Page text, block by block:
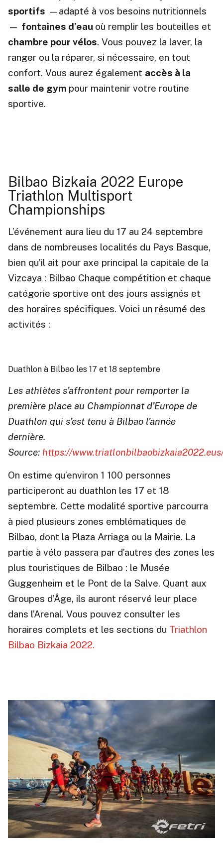
sportifs —adapté à vos besoins nutritionnels
— fontaines d’eau où remplir les bouteilles et
chambre pour vélos. Vous pouvez la laver, la
ranger ou la réparer, si nécessaire, en tout
confort. Vous aurez également accès à la
salle de gym pour maintenir votre routine
sportive.
Bilbao Bizkaia 2022 Europe
Triathlon Multisport
Championships
L’événement aura lieu du 17 au 24 septembre
dans de nombreuses localités du Pays Basque,
bien qu’il ait pour axe principal la capitale de la
Vizcaya : Bilbao Chaque compétition et chaque
catégorie sportive ont des jours assignés et
des horaires spécifiques. Voici un résumé des
activités :
Duathlon à Bilbao les 17 et 18 septembre
Les athlètes s’affrontent pour remporter la
première place au Championnat d’Europe de
Duathlon qui s’est tenu à Bilbao l’année
dernière.
Source: https://
On estime qu’environ 1 100 personnes
participeront au duathlon les 17 et 18
septembre. Cette modalité sportive parcourra
à pied plusieurs zones emblématiques de
Bilbao, dont la Plaza Arriaga ou la Mairie. La
partie à vélo passera par d’autres des zones les
plus touristiques de Bilbao : le Musée
Guggenheim et le Pont de la Salve. Quant aux
Groupes d’Âge, ils auront réservé leur place
dans l’Arenal. Vous pouvez consulter les
horaires complets et les sections du Triathlon
Bilbao Bizkaia 2022.